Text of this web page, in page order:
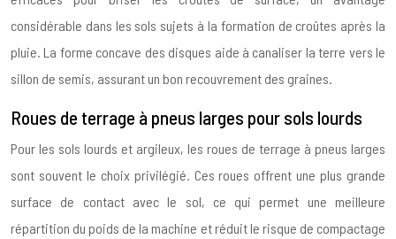
considérable dans les sols sujets à la formation de croûtes après la
pluie. La forme concave des disques aide à canaliser la terre vers le
sillon de semis, assurant un bon recouvrement des graines.
Roues de terrage à pneus larges pour sols lourds
Pour les sols lourds et argileux, les roues de terrage à pneus larges
sont souvent le choix privilégié. Ces roues offrent une plus grande
surface de contact avec le sol, ce qui permet une meilleure
répartition du poids de la machine et réduit le risque de compactage